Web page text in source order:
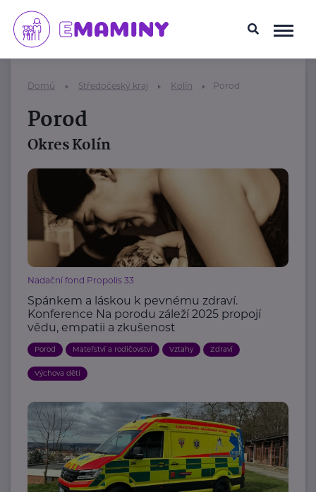
Domů Středočeský kraj Kolín Porod
Porod
Okres Kolín
Nadační fond Propolis 33
Spánkem a láskou k pevnému zdraví.
Konference Na porodu záleží 2025 propojí
vědu, empatii a zkušenost
Porod Mateřství a rodičovství Vztahy Zdraví
Výchova dětí